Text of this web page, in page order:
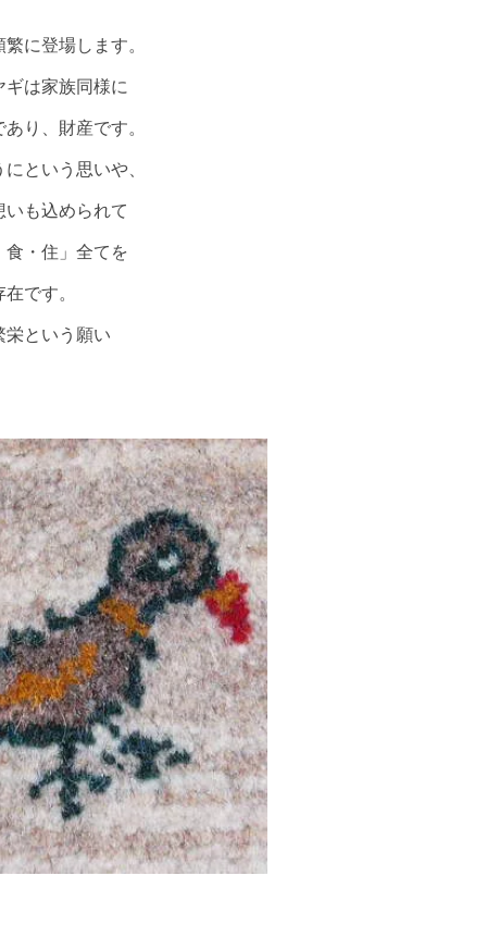
に登場します。
は家族同様に
り、財産です。
という思いや、
も込められて
・住」全てを
です。
栄という願い